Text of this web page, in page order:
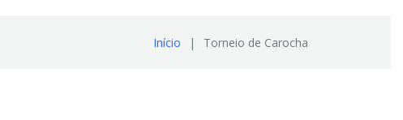
Início Torneio de Carocha